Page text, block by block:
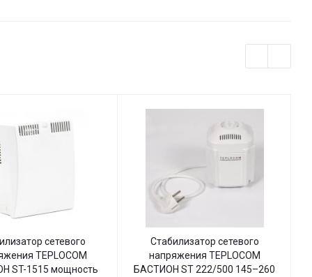
сетевого
TEPLOCOM
ST-1515 мощность
Стабилизатор сетевого
напряжения TEPLOCOM
БАСТИОН ST 222/500 145–260